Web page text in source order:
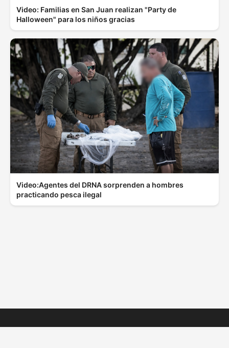
Video: Familias en San Juan realizan "Party de
Halloween" para los niños gracias
Video:Agentes del DRNA sorprenden a hombres
practicando pesca ilegal
© 2025 ElBoletinPR.com - Todos los derechos